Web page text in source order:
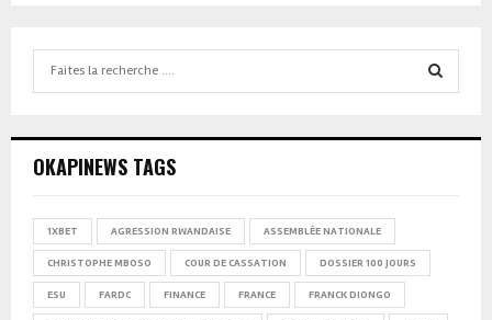
OKAPINEWS TAGS
1XBET AGRESSION RWANDAISE ASSEMBLÉE NATIONALE
CHRISTOPHE MBOSO COUR DE CASSATION DOSSIER 100 JOURS
ESU FARDC FINANCE FRANCE FRANCK DIONGO